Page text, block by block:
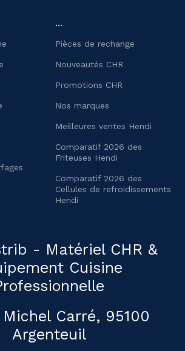
...
Pièces de rechange
Nouveautés CHR
Promotions CHR
Nos marques
Meilleures ventes Hendi
Comparatif 2026 des
Friteuses Hendi
Comparatif 2026 des
Cellules de refroidissements
Hendi
- Matériel CHR &
Cuisine
Michel Carré, 95100
Argenteuil